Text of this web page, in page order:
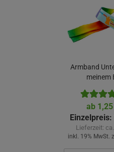
Armband
meinem
ab 1,25
Einzelpreis:
Lieferzeit:
inkl. 19% MwSt.